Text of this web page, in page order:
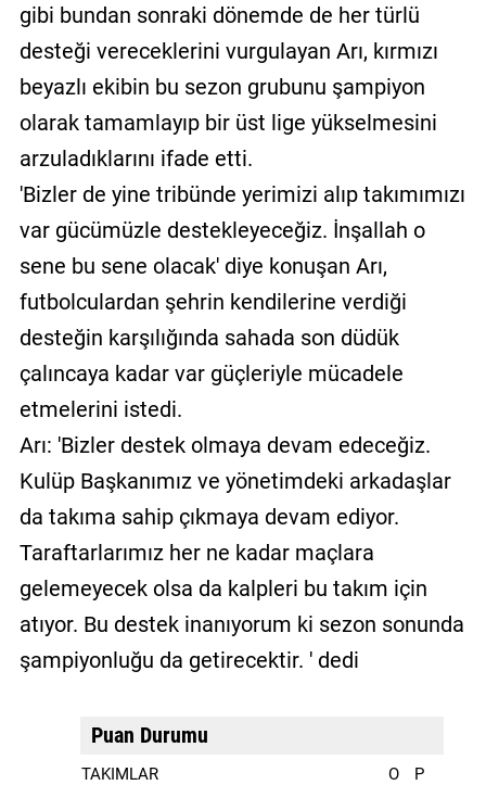
gibi bundan sonraki dönemde de her türlü
desteği vereceklerini vurgulayan Arı, kırmızı
beyazlı ekibin bu sezon grubunu şampiyon
olarak tamamlayıp bir üst lige yükselmesini
arzuladıklarını ifade etti.
'Bizler de yine tribünde yerimizi alıp takımımızı
var gücümüzle destekleyeceğiz. İnşallah o
sene bu sene olacak' diye konuşan Arı,
futbolculardan şehrin kendilerine verdiği
desteğin karşılığında sahada son düdük
çalıncaya kadar var güçleriyle mücadele
etmelerini istedi.
Arı: 'Bizler destek olmaya devam edeceğiz.
Kulüp Başkanımız ve yönetimdeki arkadaşlar
da takıma sahip çıkmaya devam ediyor.
Taraftarlarımız her ne kadar maçlara
gelemeyecek olsa da kalpleri bu takım için
atıyor. Bu destek inanıyorum ki sezon sonunda
şampiyonluğu da getirecektir. ' dedi
Puan Durumu
TAKIMLAR O P